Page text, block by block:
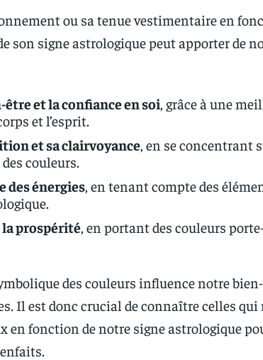
ou sa tenue vestimentaire en
son signe astrologique peut apporter de
et la confiance en soi , grâce à une
et l’esprit.
et sa clairvoyance , en se concentrant
couleurs.
des énergies , en tenant compte des
prospérité , en portant des couleurs
des couleurs influence notre
Il est donc crucial de connaître celles qui
en fonction de notre signe astrologique